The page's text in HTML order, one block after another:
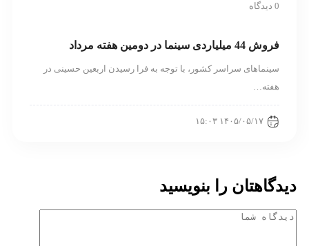
0 دیدگاه
فروش 44 میلیاردی سینما در دومین هفته مرداد
سینماهای سراسر کشور، با توجه به فرا رسیدن اربعین حسینی در
هفته‌…
۱۴۰۵/۰۵/۱۷ ۱۵:۰۳
دیدگاهتان را بنویسید